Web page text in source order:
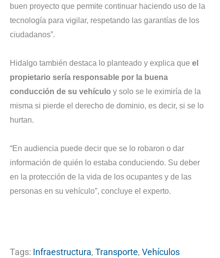
buen proyecto que permite continuar haciendo uso de la
tecnología para vigilar, respetando las garantías de los
ciudadanos”.
Hidalgo también destaca lo planteado y explica que el
propietario sería responsable por la buena
conducción de su vehículo y solo se le eximiría de la
misma si pierde el derecho de dominio, es decir, si se lo
hurtan.
“En audiencia puede decir que se lo robaron o dar
información de quién lo estaba conduciendo. Su deber
en la protección de la vida de los ocupantes y de las
personas en su vehículo”, concluye el experto.
Tags: Infraestructura, Transporte, Vehículos